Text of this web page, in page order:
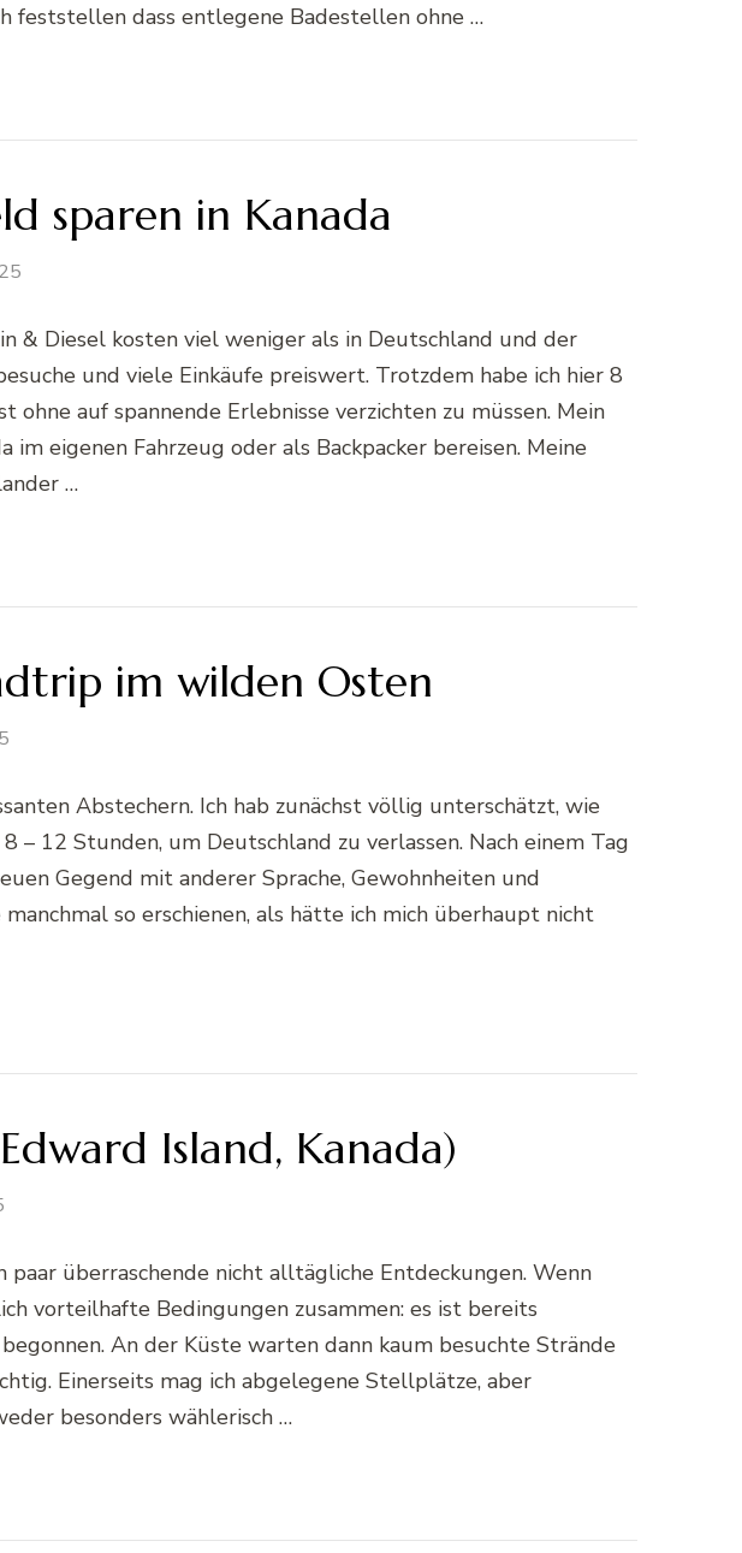
feststellen dass entlegene Badestellen ohne …
sparen in Kanada
& Diesel kosten viel weniger als in Deutschland und der
und viele Einkäufe preiswert. Trotzdem habe ich hier 8
auf spannende Erlebnisse verzichten zu müssen. Mein
eigenen Fahrzeug oder als Backpacker bereisen. Meine
…
im wilden Osten
Abstechern. Ich hab zunächst völlig unterschätzt, wie
– 12 Stunden, um Deutschland zu verlassen. Nach einem Tag
Gegend mit anderer Sprache, Gewohnheiten und
so erschienen, als hätte ich mich überhaupt nicht
Island, Kanada)
paar überraschende nicht alltägliche Entdeckungen. Wenn
vorteilhafte Bedingungen zusammen: es ist bereits
An der Küste warten dann kaum besuchte Strände
Einerseits mag ich abgelegene Stellplätze, aber
besonders wählerisch …